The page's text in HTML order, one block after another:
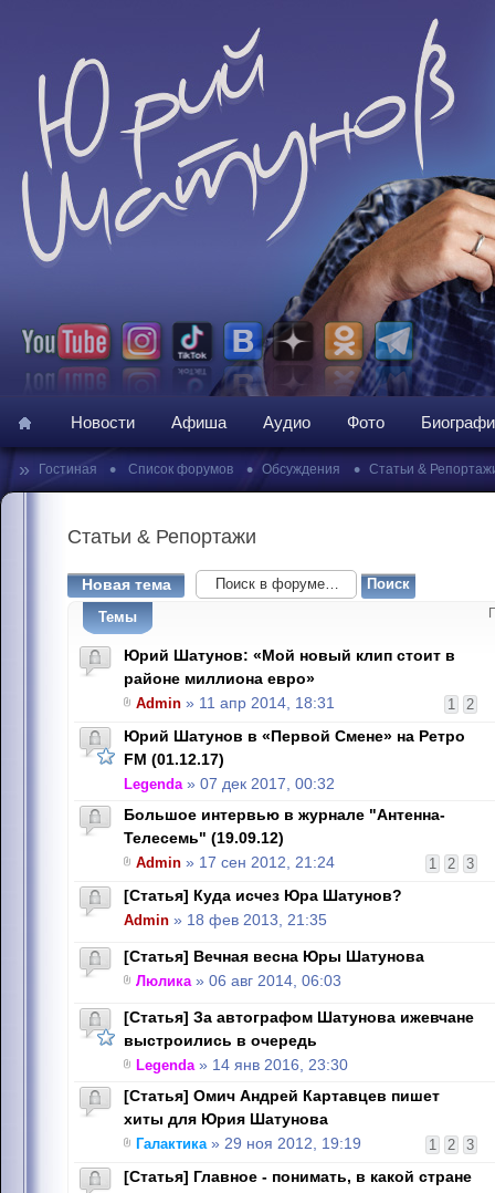
Новости Афиша Аудио Фото
» Гостиная • Список форумов • Обсуждения • Статьи &
Статьи & Репортажи
Новая тема
Темы
Юрий Шатунов: «Мой новый клип стоит в
районе миллиона евро»
1 2
Admin » 11 апр 2014, 18:31
Юрий Шатунов в «Первой Смене» на Ретро
FM (01.12.17)
Legenda» 07 дек 2017, 00:32
Большое интервью в журнале "Антенна-
Телесемь" (19.09.12)
1 2 3
Admin » 17 сен 2012, 21:24
[Статья] Куда исчез Юра Шатунов?
Admin » 18 фев 2013, 21:35
[Статья] Вечная весна Юры Шатунова
Люлика» 06 авг 2014, 06:03
[Статья] За автографом Шатунова ижевчане
выстроились в очередь
Legenda» 14 янв 2016, 23:30
[Статья] Омич Андрей Картавцев пишет
хиты для Юрия Шатунова
1 2 3
Галактика» 29 ноя 2012, 19:19
[Статья] Главное - понимать, в какой стране